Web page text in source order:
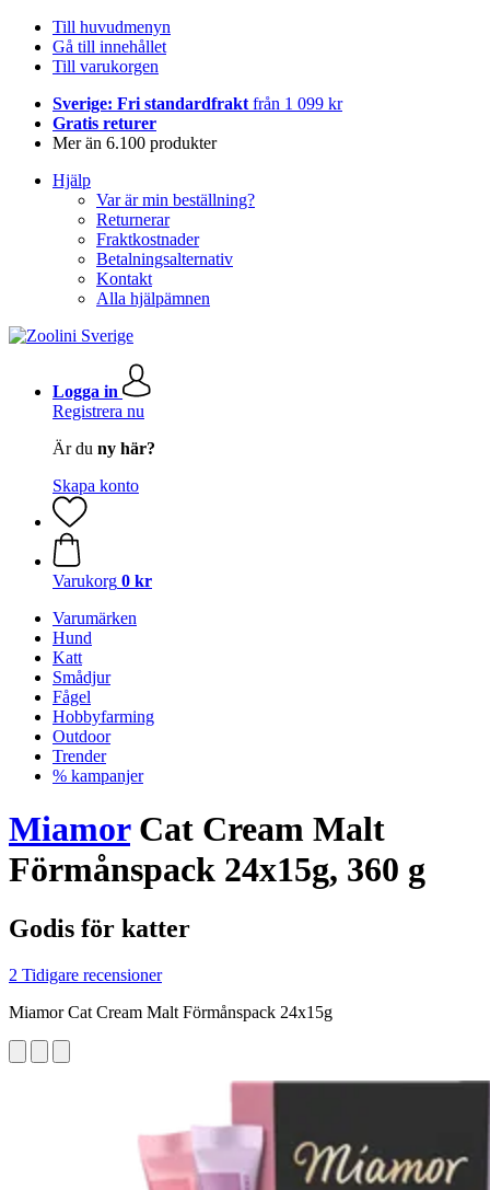
Till huvudmenyn
Gå till innehållet
Till varukorgen
Sverige: Fri standardfrakt från 1 099 kr
Gratis returer
Mer än 6.100 produkter
Hjälp
Var är min beställning?
Returnerar
Fraktkostnader
Betalningsalternativ
Kontakt
Alla hjälpämnen
Logga in
Registrera nu
Är du ny här?
Skapa konto
Varukorg 0 kr
Varumärken
Hund
Katt
Smådjur
Fågel
Hobbyfarming
Outdoor
Trender
% kampanjer
MiamorCat Cream Malt
Förmånspack 24x15g, 360 g
Godis för katter
2 Tidigare recensioner
Miamor Cat Cream Malt Förmånspack 24x15g